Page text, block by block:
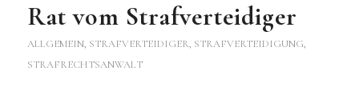
Rat vom Strafverteidiger
ALLGEMEIN, STRAFVERTEIDIGER, STRAFVERTEIDIGUNG,
STRAFRECHTSANWALT